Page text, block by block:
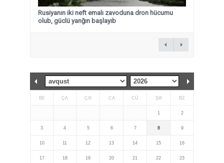
Rusiyanın iki neft emalı zavoduna dron hücumu
olub, güclü yanğın başlayıb
BE ÇA ÇƏ CA CÜ ŞƏ BZ
1 2
3 4 5 6 7 8 9
10 11 12 13 14 15 16
17 18 19 20 21 22 23